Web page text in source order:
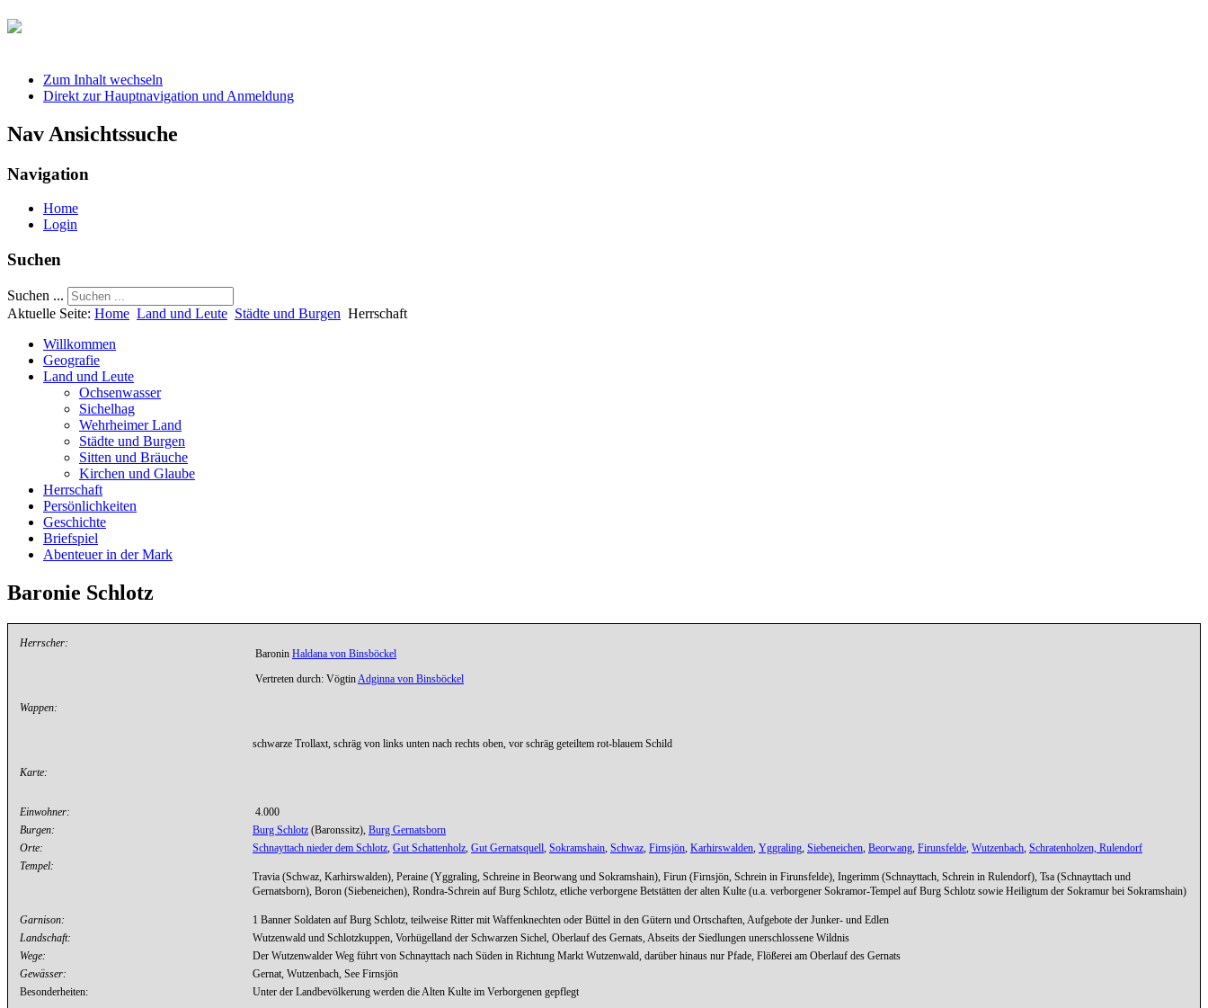
Zum Inhalt wechseln
Direkt zur Hauptnavigation und Anmeldung
Nav Ansichtssuche
Navigation
Home
Login
Suchen
Suchen ...
Aktuelle Seite: Home Land und Leute Städte und Burgen Herrschaft
Willkommen
Geografie
Land und Leute
Ochsenwasser
Sichelhag
Wehrheimer Land
Städte und Burgen
Sitten und Bräuche
Kirchen und Glaube
Herrschaft
Persönlichkeiten
Geschichte
Briefspiel
Abenteuer in der Mark
Baronie Schlotz
Herrscher:
Baronin Haldana von Binsböckel
Vertreten durch: Vögtin Adginna von Binsböckel
Wappen:
schwarze Trollaxt, schräg von links unten nach rechts oben, vor schräg geteiltem rot-blauem Schild
Karte:
Einwohner:
4.000
Burgen:
Burg Schlotz (Baronssitz), Burg Gernatsborn
Orte:
Schnayttach nieder dem Schlotz Gut Schattenholz Gut Gernatsquell Sokramshain Schwaz Firnsjön Karhirswalden Yggraling Siebeneichen Beorwang Firunsfelde Wutzenbach Schratenholzen, Rulendorf
Tempel:
Travia (Schwaz, Karhirswalden), Peraine (Yggraling, Schreine in Beorwang und Sokramshain), Firun (Firnsjön, Schrein in Firunsfelde), Ingerimm (Schnayttach, Schrein in Rulendorf), Tsa (Schnayttach und
Gernatsborn), Boron (Siebeneichen), Rondra-Schrein auf Burg Schlotz, etliche verborgene Betstätten der alten Kulte (u.a. verborgener Sokramor-Tempel auf Burg Schlotz sowie Heiligtum der Sokramur bei Sokramshain)
Garnison:
1 Banner Soldaten auf Burg Schlotz, teilweise Ritter mit Waffenknechten oder Büttel in den Gütern und Ortschaften, Aufgebote der Junker- und Edlen
Landschaft:
Wutzenwald und Schlotzkuppen, Vorhügelland der Schwarzen Sichel, Oberlauf des Gernats, Abseits der Siedlungen unerschlossene Wildnis
Wege:
Der Wutzenwalder Weg führt von Schnayttach nach Süden in Richtung Markt Wutzenwald, darüber hinaus nur Pfade, Flößerei am Oberlauf des Gernats
Gewässer:
Gernat, Wutzenbach, See Firnsjön
Besonderheiten:
Unter der Landbevölkerung werden die Alten Kulte im Verborgenen gepflegt